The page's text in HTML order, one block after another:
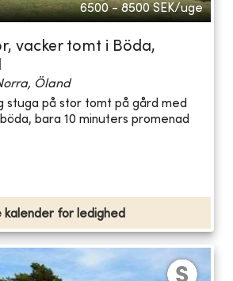
6500 - 8500 SEK/uge
vacker tomt i Böda,
Öland
stuga på stor tomt på gård med
bara 10 minuters promenad
kalender for ledighed